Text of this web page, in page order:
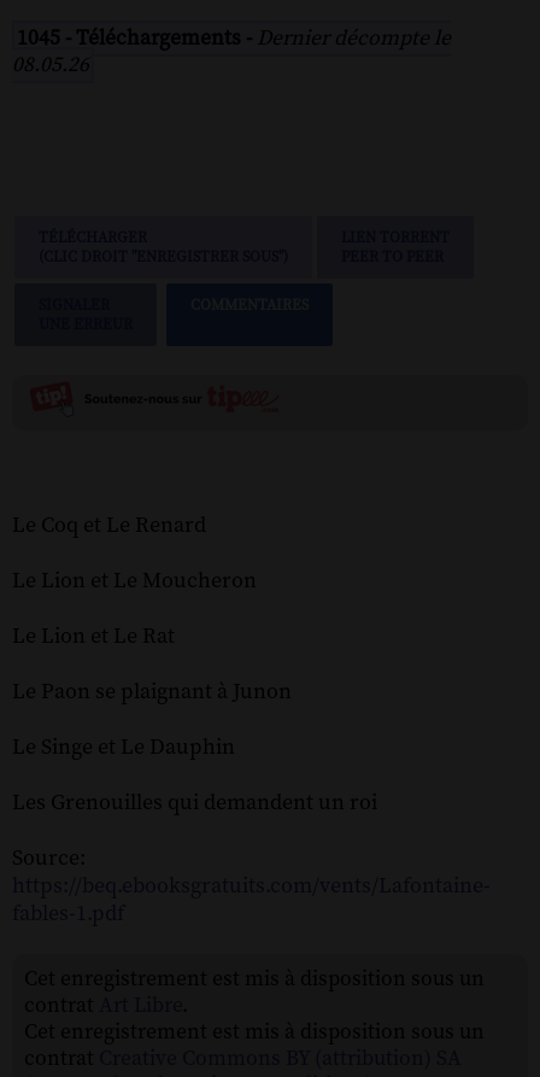
1045 - Téléchargements - Dernier décompte le
08.05.26
Le Coq et Le Renard
Le Lion et Le Moucheron
Le Lion et Le Rat
Le Paon se plaignant à Junon
Le Singe et Le Dauphin
Les Grenouilles qui demandent un roi
Source: